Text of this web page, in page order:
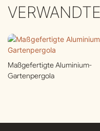
Maßgefertigte Aluminium-
Gartenpergola